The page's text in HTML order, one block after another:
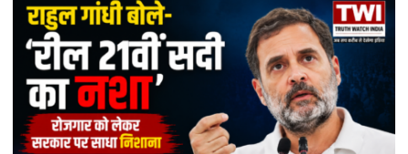
कानूनी
सुरक्षा
वापस
ले
सकती
है
सरकार:
रिकमेंडेशन